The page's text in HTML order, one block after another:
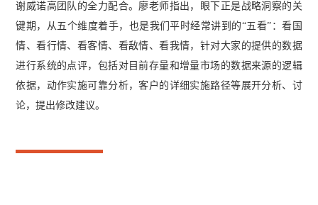
谢威诺高团队的全力配合。廖老师指出，眼下正是战略洞察的关
键期，从五个维度着手，也是我们平时经常讲到的“五看”：看国
情、看行情、看客情、看敌情、看我情，针对大家的提供的数据
进行系统的点评，包括对目前存量和增量市场的数据来源的逻辑
依据，动作实施可靠分析，客户的详细实施路径等展开分析、讨
论，提出修改建议。